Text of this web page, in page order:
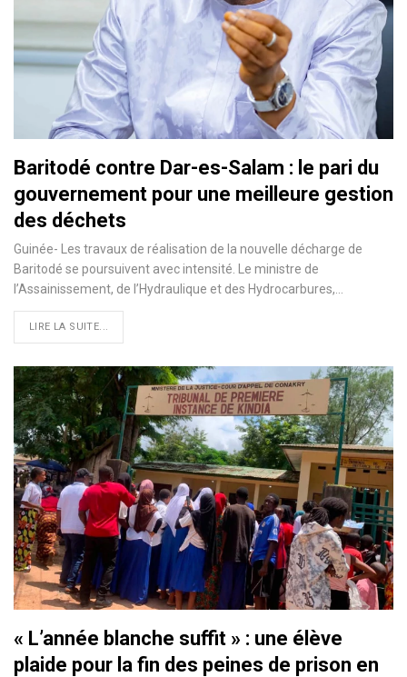
Baritodé contre Dar-es-Salam : le pari du
gouvernement pour une meilleure gestion
des déchets
Guinée- Les travaux de réalisation de la nouvelle décharge de
Baritodé se poursuivent avec intensité. Le ministre de
l’Assainissement, de l’Hydraulique et des Hydrocarbures,…
LIRE LA SUITE...
« L’année blanche suffit » : une élève
plaide pour la fin des peines de prison en